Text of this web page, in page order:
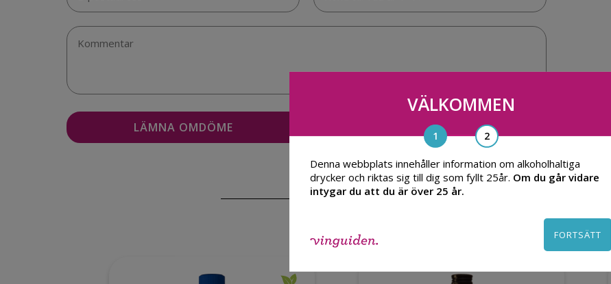
Du kanske också gillar
VÄLKOMMEN
Denna webbplats innehåller information om alkoholhaltiga
drycker och riktas sig till dig som fyllt 25år. Om du går vidare
intygar du att du är över 25 år.
FORTSÄTT